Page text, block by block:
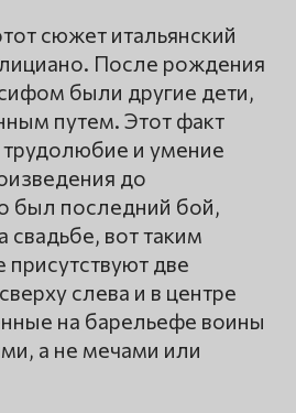
сюжет итальянский
После рождения
были другие дети,
путем. Этот факт
трудолюбие и умение
до
был последний бой,
вот таким
две
слева и в центре
на барельефе воины
а не мечами или